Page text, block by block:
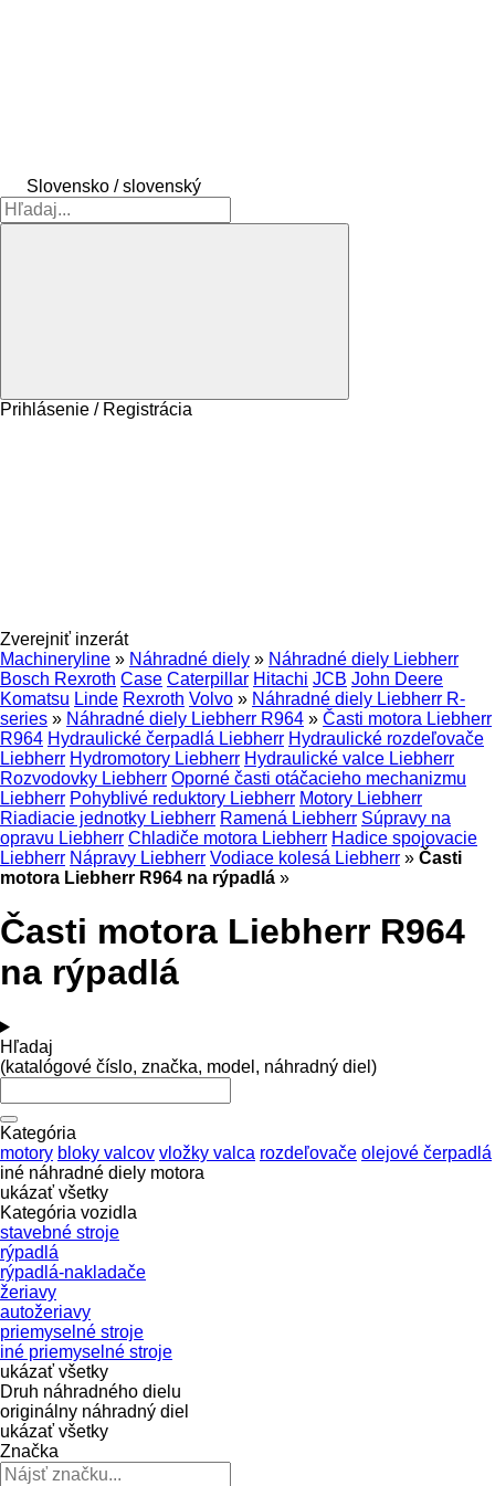
Slovensko / slovenský
Prihlásenie / Registrácia
Zverejniť inzerát
Machineryline » Náhradné diely » Náhradné diely Liebherr
Bosch Rexroth Case Caterpillar Hitachi JCB John Deere
Komatsu Linde Rexroth Volvo » Náhradné diely Liebherr R-
series » Náhradné diely Liebherr R964 » Časti motora Liebherr
R964 Hydraulické čerpadlá Liebherr Hydraulické rozdeľovače
Liebherr Hydromotory Liebherr Hydraulické valce Liebherr
Rozvodovky Liebherr Oporné časti otáčacieho mechanizmu
Liebherr Pohyblivé reduktory Liebherr Motory Liebherr
Riadiacie jednotky Liebherr Ramená Liebherr Súpravy na
opravu Liebherr Chladiče motora Liebherr Hadice spojovacie
Liebherr Nápravy Liebherr Vodiace kolesá Liebherr » Časti
motora Liebherr R964 na rýpadlá »
Časti motora Liebherr R964
na rýpadlá
Hľadaj
(katalógové číslo, značka, model, náhradný diel)
Kategória
motory bloky valcov vložky valca rozdeľovače olejové čerpadlá
iné náhradné diely motora
ukázať všetky
Kategória vozidla
stavebné stroje
rýpadlá
rýpadlá-nakladače
žeriavy
autožeriavy
priemyselné stroje
iné priemyselné stroje
ukázať všetky
Druh náhradného dielu
originálny náhradný diel
ukázať všetky
Značka